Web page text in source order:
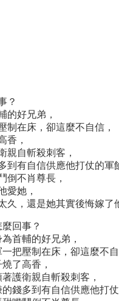
？
的好兄弟，
制在床，卻這麼不自信，
香，
親自斬殺刺客，
到有自信供應他打仗的軍
倒不肖尊長，
愛她，
久，還是她其實後悔嫁
回事？
首輔的好兄弟，
把壓制在床，卻這麼不自
了高香，
護衛親自斬殺刺客，
錢多到有自信供應他打仗